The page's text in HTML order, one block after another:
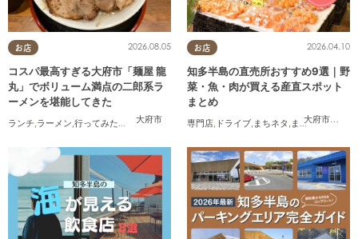
お店
大府市
2026.08.05
コスパ最高すぎる大府市「麺屋 龍
丸」でボリューム満点の二郎系ラ
ーメンを堪能してきた
ランチ,ラーメン,行ってみたレポ ,おひとりさま,コスパ抜群
お店
大府市
,知多
2026.04.10
知多半島の直売所おすすめ9選｜野
菜・魚・肉が買える産直スポット
まとめ
専門店, ドライブ, まちネタ , まとめ記事 ,夫婦